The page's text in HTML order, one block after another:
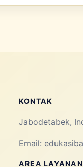
KONTAK
Jabodetabek,
Email:
AREA LAYANAN